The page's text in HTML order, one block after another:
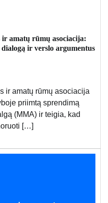
amatų rūmų asociacija:
ir verslo argumentus
ir amatų rūmų asociacija
priimtą sprendimą
(MMA) ir teigia, kad
[…]